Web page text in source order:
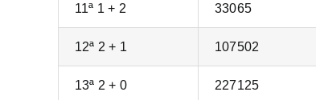
11ª 1 + 2 33065
12ª 2 + 1 107502
13ª 2 + 0 227125